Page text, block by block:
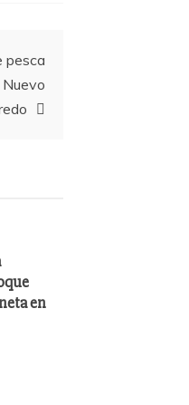
pesca
en